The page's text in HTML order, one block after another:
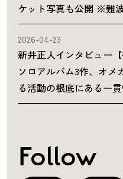
ケット写真も公開 ※難
2026-04-23
新井正人インタビュー
ソロアルバム3作、オ
る活動の根底にある一
Follow